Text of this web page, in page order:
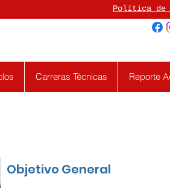
Carreras Técnicas Reporte
Política de
Objetivo General